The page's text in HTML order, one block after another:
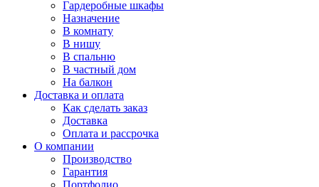
Гардеробные шкафы
Назначение
В комнату
В нишу
В спальню
В частный дом
На балкон
Доставка и оплата
Как сделать заказ
Доставка
Оплата и рассрочка
О компании
Производство
Гарантия
Портфолио